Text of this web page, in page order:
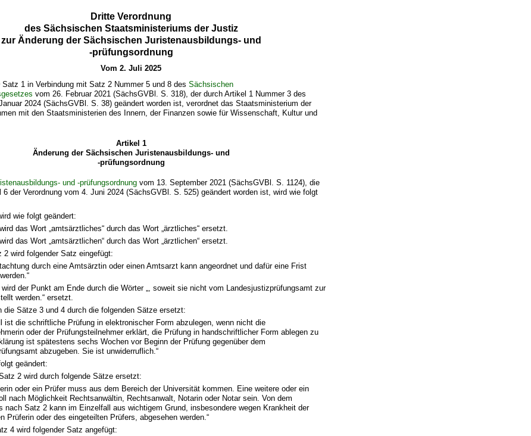
Dritte Verordnung
des Sächsischen Staatsministeriums der Justiz
zur Änderung der Sächsischen Juristenausbildungs- und
-prüfungsordnung
Vom 2. Juli 2025
Satz 1 in Verbindung mit Satz 2 Nummer 5 und 8 desSächsischen
vom 26. Februar 2021 (SächsGVBl. S. 318), der durch Artikel 1 Nummer 3 des
2024 (SächsGVBl. S. 38) geändert worden ist, verordnet das Staatsministerium der
mit den Staatsministerien des Innern, der Finanzen sowie für Wissenschaft, Kultur und
Artikel 1
Änderung der Sächsischen Juristenausbildungs- und
-prüfungsordnung
und -prüfungsordnung vom 13. September 2021 (SächsGVBl. S. 1124), die
der Verordnung vom 4. Juni 2024 (SächsGVBl. S. 525) geändert worden ist, wird wie folgt
wie folgt geändert:
das Wort „amtsärztliches“ durch das Wort „ärztliches“ ersetzt.
das Wort „amtsärztlichen“ durch das Wort „ärztlichen“ ersetzt.
2 wird folgender Satz eingefügt:
durch eine Amtsärztin oder einen Amtsarzt kann angeordnet und dafür eine Frist
wird der Punkt am Ende durch die Wörter „, soweit sie nicht vom Landesjustizprüfungsamt zur
werden.“ ersetzt.
die Sätze 3 und 4 durch die folgenden Sätze ersetzt:
ist die schriftliche Prüfung in elektronischer Form abzulegen, wenn nicht die
oder der Prüfungsteilnehmer erklärt, die Prüfung in handschriftlicher Form ablegen zu
ist spätestens sechs Wochen vor Beginn der Prüfung gegenüber dem
abzugeben. Sie ist unwiderruflich.“
geändert:
2 wird durch folgende Sätze ersetzt:
oder ein Prüfer muss aus dem Bereich der Universität kommen. Eine weitere oder ein
nach Möglichkeit Rechtsanwältin, Rechtsanwalt, Notarin oder Notar sein. Von dem
nach Satz 2 kann im Einzelfall aus wichtigem Grund, insbesondere wegen Krankheit der
Prüferin oder des eingeteilten Prüfers, abgesehen werden.“
4 wird folgender Satz angefügt: